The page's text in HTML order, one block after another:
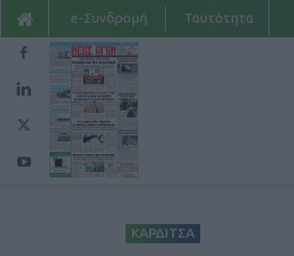
e-Συνδρομή Ταυτότητα
ΚΑΡΔΙΤΣΑ